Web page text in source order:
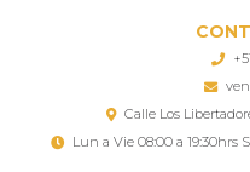
Calle Los
Lun a Vie 08:00 a 19:30hrs